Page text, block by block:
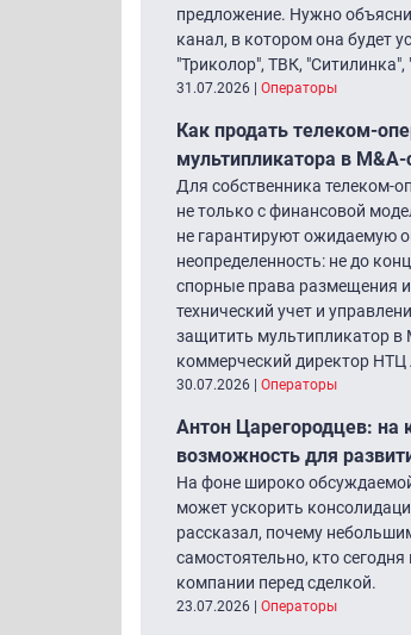
предложение. Нужно
канал, в котором она будет
"Триколор", ТВК, "Ситилинка",
31.07.2026 | Операторы
Как продать телеком-
мультипликатора в
Для собственника телеком-
не только с финансовой
не гарантируют ожидаемую
неопределенность: не до
спорные права размещения
технический учет и
защитить мультипликатор в
коммерческий директор
30.07.2026 | Операторы
Антон Царегородцев: на
возможность для
На фоне широко
может ускорить
рассказал, почему
самостоятельно, кто
компании перед сделкой.
23.07.2026 | Операторы